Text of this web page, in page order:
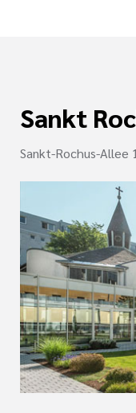
Sankt
Sankt-Rochus-Allee